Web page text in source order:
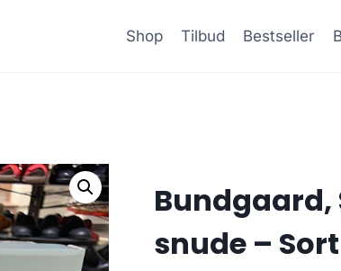
Shop Tilbud Bestseller
snude –